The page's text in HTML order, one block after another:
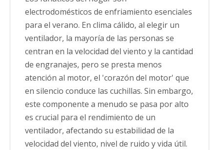
electrodomésticos de enfriamiento esenciales
para el verano. En clima cálido, al elegir un
ventilador, la mayoría de las personas se
centran en la velocidad del viento y la cantidad
de engranajes, pero se presta menos
atención al motor, el 'corazón del motor' que
en silencio conduce las cuchillas. Sin embargo,
este componente a menudo se pasa por alto
es crucial para el rendimiento de un
ventilador, afectando su estabilidad de la
velocidad del viento, nivel de ruido y vida útil.